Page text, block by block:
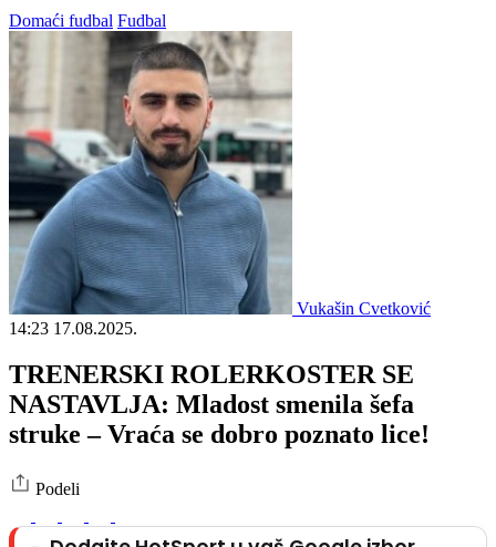
Domaći fudbal Fudbal
Vukašin Cvetković
14:23 17.08.2025.
TRENERSKI ROLERKOSTER SE
NASTAVLJA: Mladost smenila šefa
struke – Vraća se dobro poznato lice!
Podeli